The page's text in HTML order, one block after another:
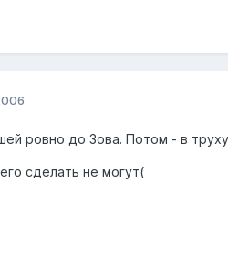
ровно до Зова. Потом - в
сделать не могут(